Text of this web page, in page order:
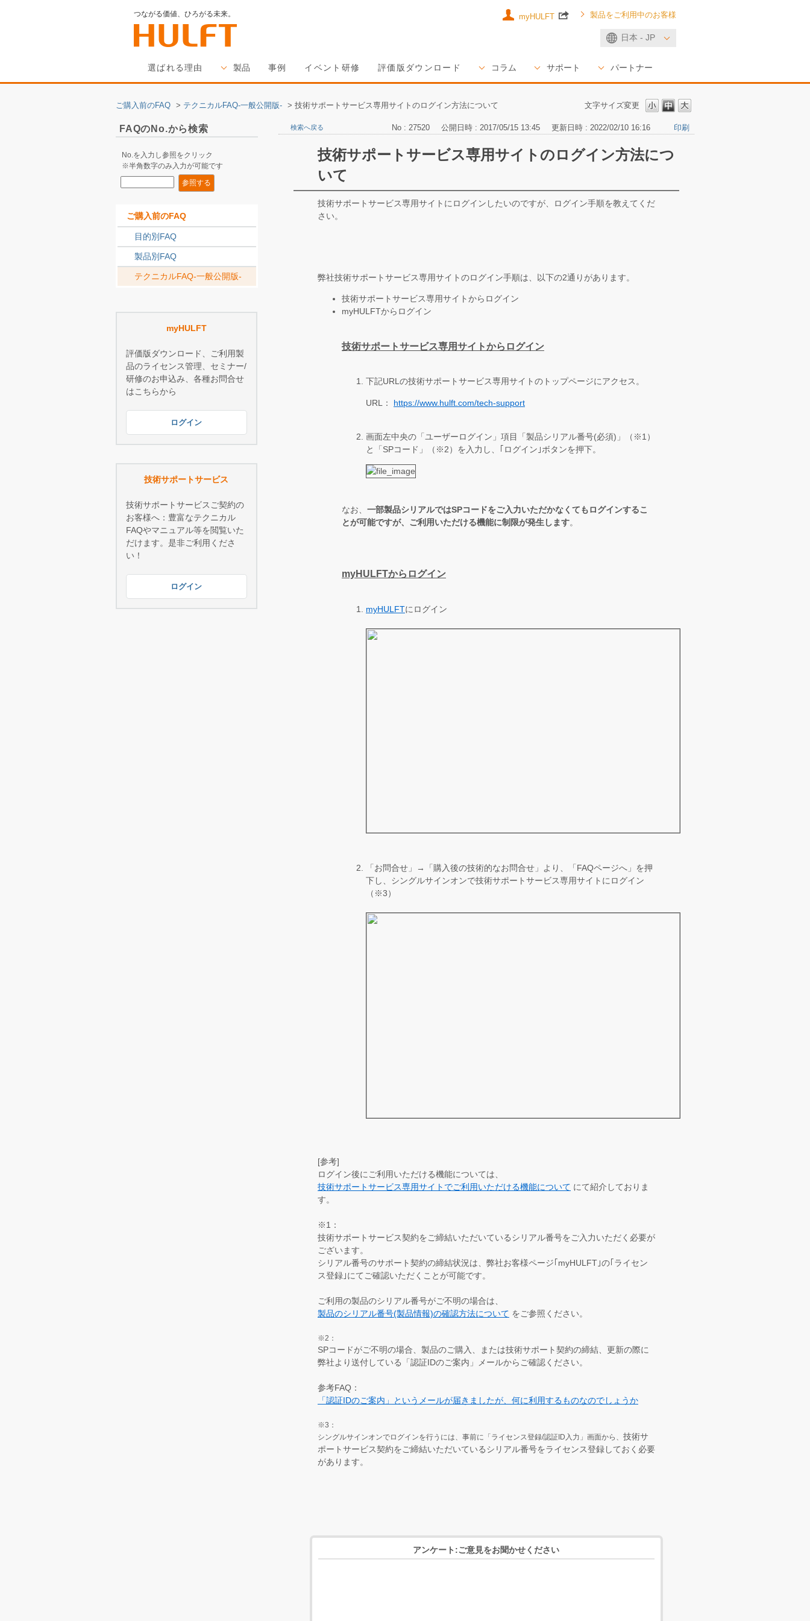
つながる価値、ひろがる未来。
日本 - JP
選ばれる理由 製品 事例 イベント研修 評価版ダウンロード コラム サポート パートナー
myHULFT 製品をご利用中のお客様
文字サイズ変更
ご購入前のFAQ > テクニカルFAQ-一般公開版- > 技術サポートサービス専用サイトのログイン方法について
FAQのNo.から検索
No.を入力し参照をクリック
※半角数字のみ入力が可能です
ご購入前のFAQ
目的別FAQ
製品別FAQ
テクニカルFAQ-一般公開版-
myHULFT
評価版ダウンロード、ご利用製
品のライセンス管理、セミナー/
研修のお申込み、各種お問合せ
はこちらから
ログイン
技術サポートサービス
技術サポートサービスご契約の
お客様へ：豊富なテクニカル
FAQやマニュアル等を閲覧いた
だけます。是非ご利用くださ
い！
ログイン
検索へ戻る No : 27520 公開日時 : 2017/05/15 13:45 更新日時 : 2022/02/10 16:16 印刷
技術サポートサービス専用サイトのログイン方法につ
いて
技術サポートサービス専用サイトにログインしたいのですが、ログイン手順を教えてくだ
さい。
弊社技術サポートサービス専用サイトのログイン手順は、以下の2通りがあります。
技術サポートサービス専用サイトからログイン
myHULFTからログイン
技術サポートサービス専用サイトからログイン
下記URLの技術サポートサービス専用サイトのトップページにアクセス。
URL： https://www.hulft.com/tech-support
画面左中央の「ユーザーログイン」項目「製品シリアル番号(必須)」（※1）
と「SPコード」（※2）を入力し、｢ログイン｣ボタンを押下。
なお、 一部製品シリアルではSPコードをご入力いただかなくてもログインするこ
とが可能ですが、ご利用いただける機能に制限が発生します。
myHULFTからログイン
myHULFTにログイン
「お問合せ」→「購入後の技術的なお問合せ」より、「FAQページへ」を押
下し、シングルサインオンで技術サポートサービス専用サイトにログイン
（※3）
[参考]
ログイン後にご利用いただける機能については、
技術サポートサービス専用サイトでご利用いただける機能について にて紹介しておりま
す。
※1：
技術サポートサービス契約をご締結いただいているシリアル番号をご入力いただく必要が
ございます。
シリアル番号のサポート契約の締結状況は、弊社お客様ページ｢myHULFT｣の｢ライセン
ス登録｣にてご確認いただくことが可能です。
ご利用の製品のシリアル番号がご不明の場合は、
製品のシリアル番号(製品情報)の確認方法について をご参照ください。
※2：
SPコードがご不明の場合、製品のご購入、または技術サポート契約の締結、更新の際に
弊社より送付している「認証IDのご案内」メールからご確認ください。
参考FAQ：
「認証IDのご案内」というメールが届きましたが、何に利用するものなのでしょうか
※3：
シングルサインオンでログインを行うには、事前に「ライセンス登録/認証ID入力」画面から、 技術サ
ポートサービス契約をご締結いただいているシリアル番号をライセンス登録しておく必要
があります。
アンケート:ご意見をお聞かせください